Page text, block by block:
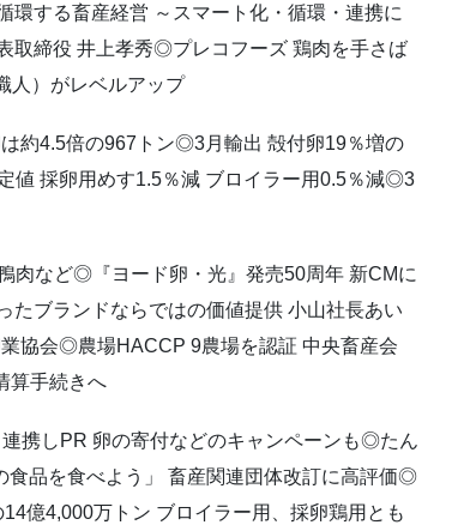
する畜産経営 ～スマート化・循環・連携に
取締役 井上孝秀◎プレコフーズ 鶏肉を手さば
人）がレベルアップ
約4.5倍の967トン◎3月輸出 殻付卵19％増の
値 採卵用めす1.5％減 ブロイラー用0.5％減◎3
肉など◎『ヨード卵・光』発売50周年 新CMに
たブランドならではの価値提供 小山社長あい
協会◎農場HACCP 9農場を認証 中央畜産会
算手続きへ
携しPR 卵の寄付などのキャンペーンも◎たん
食品を食べよう」 畜産関連団体改訂に高評価◎
億4,000万トン ブロイラー用、採卵鶏用とも